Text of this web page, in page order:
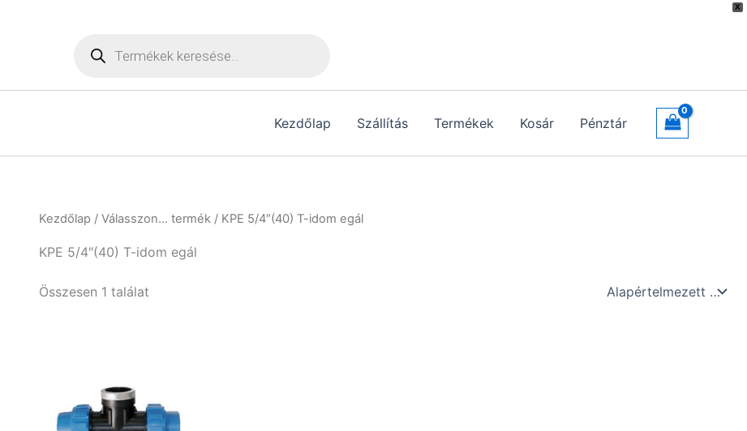
X
search
Kezdőlap Szállítás Termékek Kosár Pénztár
Kezdőlap / Válasszon... termék / KPE 5/4″(40) T-idom egál
KPE 5/4″(40) T-idom egál
Összesen 1 találat